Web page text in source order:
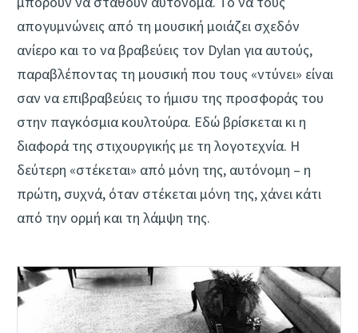
απογυμνώνεις από τη μουσική μοιάζει σχεδόν
ανίερο και το να βραβεύεις τον Dylan για αυτούς,
παραβλέποντας τη μουσική που τους «ντύνει» είναι
σαν να επιβραβεύεις το ήμισυ της προσφοράς του
στην παγκόσμια κουλτούρα. Εδώ βρίσκεται κι η
διαφορά της στιχουργικής με τη λογοτεχνία. Η
δεύτερη «στέκεται» από μόνη της, αυτόνομη – η
πρώτη, συχνά, όταν στέκεται μόνη της, χάνει κάτι
από την ορμή και τη λάμψη της.